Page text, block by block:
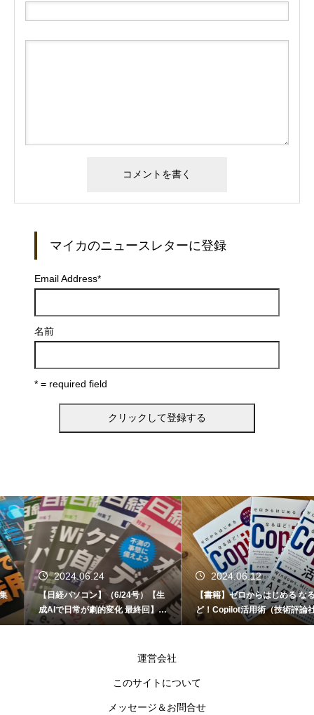
マイカのニュースレターに登録
Email Address*
名前
* = required field
2024.06.24
【日経パソコン】（6/24号）【生
成AIで日常が劇的変化 最終回】 A
I時代のアプリケーション／サービ
2024.06.12
【書籍】ゼロからはじめる なるほ
ど！Copilot活用術（技術評論社）
運営会社
このサイトについて
メッセージ＆お問合せ